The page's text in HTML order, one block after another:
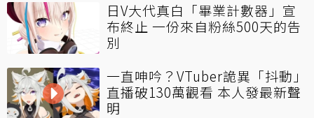
日V大代真白「畢業計數器」宣
布終止 一份來自粉絲500天的告
別
一直呻吟？VTuber詭異「抖動」
直播破130萬觀看 本人發最新聲
明